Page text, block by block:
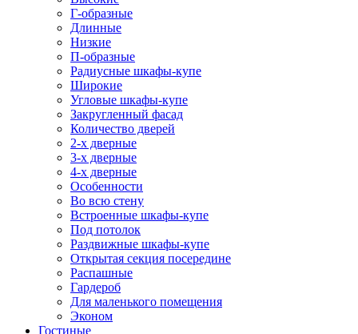
Г-образные
Длинные
Низкие
П-образные
Радиусные шкафы-купе
Широкие
Угловые шкафы-купе
Закругленный фасад
Количество дверей
2-х дверные
3-х дверные
4-х дверные
Особенности
Во всю стену
Встроенные шкафы-купе
Под потолок
Раздвижные шкафы-купе
Открытая секция посередине
Распашные
Гардероб
Для маленького помещения
Эконом
Гостиные